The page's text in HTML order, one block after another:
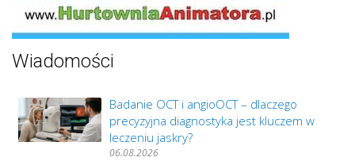
Wiadomości
Badanie OCT i angioOCT – dlaczego
precyzyjna diagnostyka jest kluczem w
leczeniu jaskry?
06.08.2026